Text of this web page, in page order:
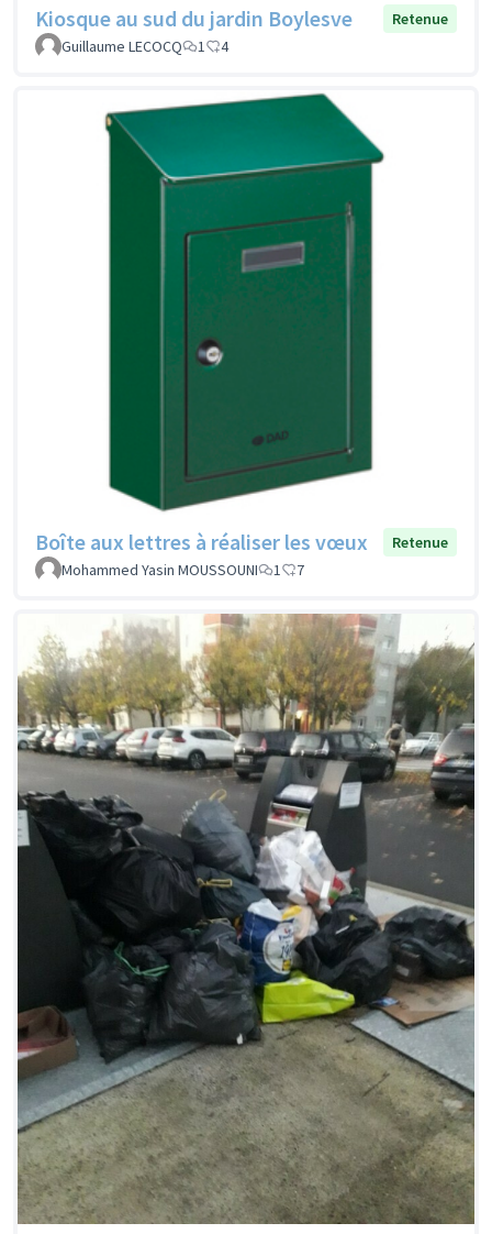
Kiosque au sud du jardin Boylesve
Retenue
Guillaume LECOCQ
1 4
Boîte aux lettres à réaliser les vœux
Retenue
Mohammed Yasin MOUSSOUNI
1 7